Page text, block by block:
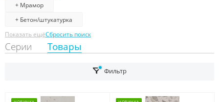
+ Мрамор
+ Бетон/штукатурка
Показать ещёСбросить поиск
Серии Товары
Фильтр